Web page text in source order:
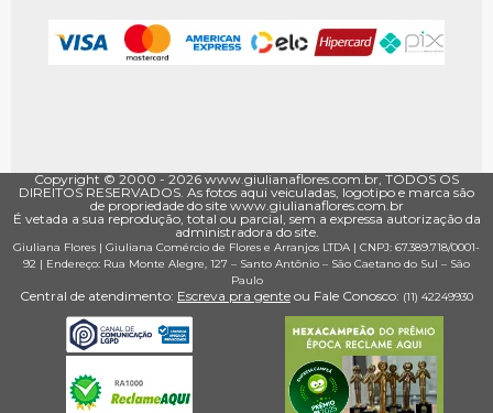
Copyright © 2000 - ­2026 www.giulianaflores.com.br, TODOS OS
DIREITOS RESERVADOS. As fotos aqui veiculadas, logotipo e marca são
de propriedade do site www.giulianaflores.com.br
É vetada a sua reprodução, total ou parcial, sem a expressa autorização da
administradora do site.
Giuliana Flores | Giuliana Comércio de Flores e Arranjos LTDA | CNPJ: 67.389.718/0001­
92 | Endereço: Rua Monte Alegre, 127 – Santo Antônio – São Caetano do Sul – São
Paulo
Central de atendimento: Escreva pra gente ou Fale Conosco: (11) 4224­9930